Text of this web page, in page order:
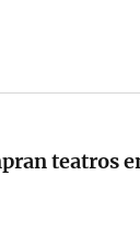
teatros